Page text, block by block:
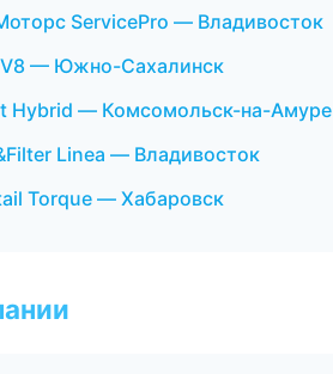
ServicePro — Владивосток
V8 — Южно-Сахалинск
Hybrid — Комсомольск-на-Амуре
Linea — Владивосток
Torque — Хабаровск